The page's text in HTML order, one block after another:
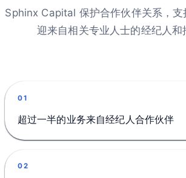
Sphinx Capital 保护合作伙伴关系，支
迎来自相关专业人士的经纪人和
01
超过一半的业务来自经纪人合作伙伴
02